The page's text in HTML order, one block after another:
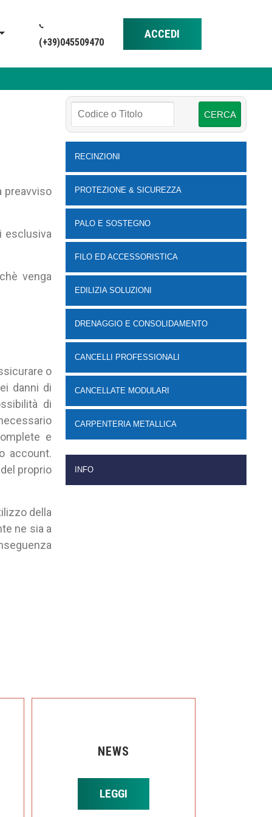
(+39)045509470
ACCEDI
preavviso
esclusiva
venga
o
danni di
di
e
account.
proprio
della
ne sia a
RECINZIONI
PROTEZIONE & SICUREZZA
PALO E SOSTEGNO
FILO ED ACCESSORISTICA
EDILIZIA SOLUZIONI
DRENAGGIO E CONSOLIDAMENTO
CANCELLI PROFESSIONALI
CANCELLATE MODULARI
CARPENTERIA METALLICA
INFO
NEWS
LEGGI